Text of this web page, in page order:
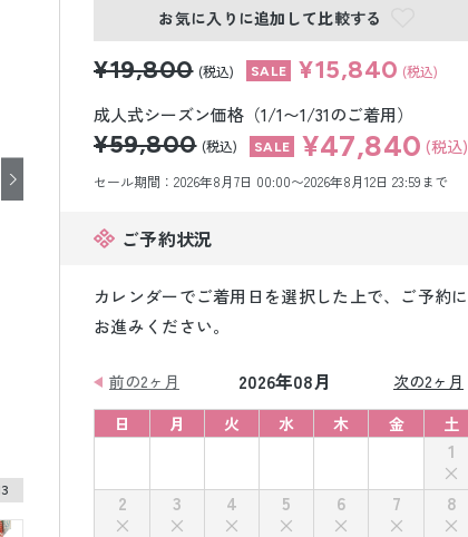
お気に入りに追加して比較する
¥19,800 (税込) ¥15,840 (税込)
成人式シーズン価格（1/1〜1/31のご着用）
¥59,800 (税込) ¥47,840 (税込)
セール期間：2026年8月7日 00:00〜2026年8月12日 23:59まで
ご予約状況
カレンダーでご着用日を選択した上で、ご予約に
お進みください。
前の2ヶ月 2026年08月
次の2ヶ月
日
月 火 水 木 金 土
1
2
3 4 5 6 7
8